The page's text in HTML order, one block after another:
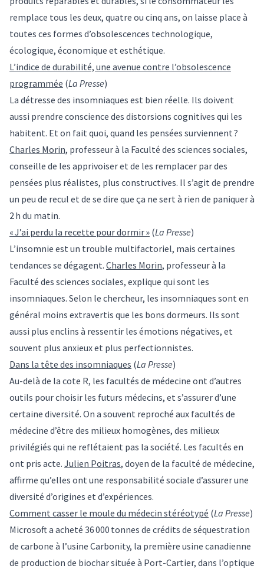
remplace tous les deux, quatre ou cinq ans, on laisse place à
toutes ces formes d’obsolescences technologique,
écologique, économique et esthétique.
L’indice de durabilité, une avenue contre l’obsolescence
programmée (La Presse)
La détresse des insomniaques est bien réelle. Ils doivent
aussi prendre conscience des distorsions cognitives qui les
habitent. Et on fait quoi, quand les pensées surviennent ?
Charles Morin, professeur à la Faculté des sciences sociales,
conseille de les apprivoiser et de les remplacer par des
pensées plus réalistes, plus constructives. Il s’agit de prendre
un peu de recul et de se dire que ça ne sert à rien de paniquer à
2 h du matin.
« J’ai perdu la recette pour dormir » (La Presse)
L’insomnie est un trouble multifactoriel, mais certaines
tendances se dégagent. Charles Morin, professeur à la
Faculté des sciences sociales, explique qui sont les
insomniaques. Selon le chercheur, les insomniaques sont en
général moins extravertis que les bons dormeurs. Ils sont
aussi plus enclins à ressentir les émotions négatives, et
souvent plus anxieux et plus perfectionnistes.
Dans la tête des insomniaques (La Presse)
Au-delà de la cote R, les facultés de médecine ont d’autres
outils pour choisir les futurs médecins, et s’assurer d’une
certaine diversité. On a souvent reproché aux facultés de
médecine d’être des milieux homogènes, des milieux
privilégiés qui ne reflétaient pas la société. Les facultés en
ont pris acte. Julien Poitras, doyen de la faculté de médecine,
affirme qu’elles ont une responsabilité sociale d’assurer une
diversité d’origines et d’expériences.
Comment casser le moule du médecin stéréotypé (La Presse)
Microsoft a acheté 36 000 tonnes de crédits de séquestration
de carbone à l’usine Carbonity, la première usine canadienne
de production de biochar située à Port-Cartier, dans l’optique